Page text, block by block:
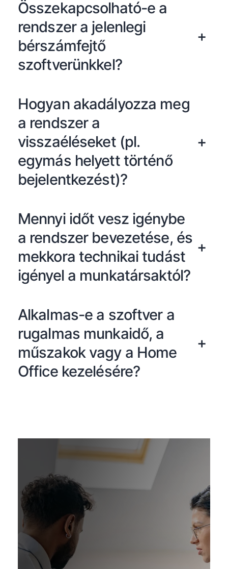
Összekapcsolható-e a
rendszer a jelenlegi
bérszámfejtő
szoftverünkkel?
+
Hogyan akadályozza meg
a rendszer a
visszaéléseket (pl.
egymás helyett történő
bejelentkezést)?
+
Mennyi időt vesz igénybe
a rendszer bevezetése, és
mekkora technikai tudást
igényel a munkatársaktól?
+
Alkalmas-e a szoftver a
rugalmas munkaidő, a
műszakok vagy a Home
Office kezelésére?
+